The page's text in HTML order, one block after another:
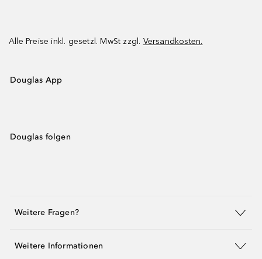
Alle Preise inkl. gesetzl. MwSt zzgl. Versandkosten.
Douglas App
Douglas folgen
Weitere Fragen?
Weitere Informationen